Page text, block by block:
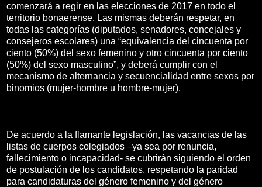
comenzará a regir en las elecciones de 2017 en todo el
territorio bonaerense. Las mismas deberán respetar, en
todas las categorías (diputados, senadores, concejales y
consejeros escolares) una “equivalencia del cincuenta por
ciento (50%) del sexo femenino y otro cincuenta por ciento
(50%) del sexo masculino”, y deberá cumplir con el
mecanismo de alternancia y secuencialidad entre sexos por
binomios (mujer-hombre u hombre-mujer).
De acuerdo a la flamante legislación, las vacancias de las
listas de cuerpos colegiados –ya sea por renuncia,
fallecimiento o incapacidad- se cubrirán siguiendo el orden
de postulación de los candidatos, respetando la paridad
para candidaturas del género femenino y del género